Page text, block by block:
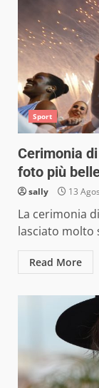
Sport
Cerimonia
foto più
sally 13
La cerimonia
lasciato molto
Read More